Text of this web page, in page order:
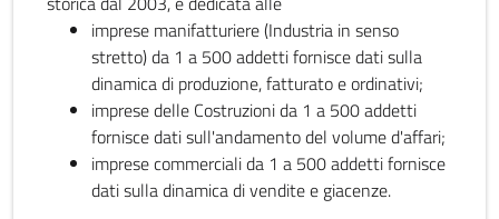
imprese manifatturiere (Industria in senso
stretto) da 1 a 500 addetti fornisce dati sulla
dinamica di produzione, fatturato e ordinativi;
imprese delle Costruzioni da 1 a 500 addetti
fornisce dati sull'andamento del volume d'affari;
imprese commerciali da 1 a 500 addetti fornisce
dati sulla dinamica di vendite e giacenze.